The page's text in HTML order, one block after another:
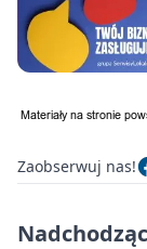
Zaobserwuj nas!